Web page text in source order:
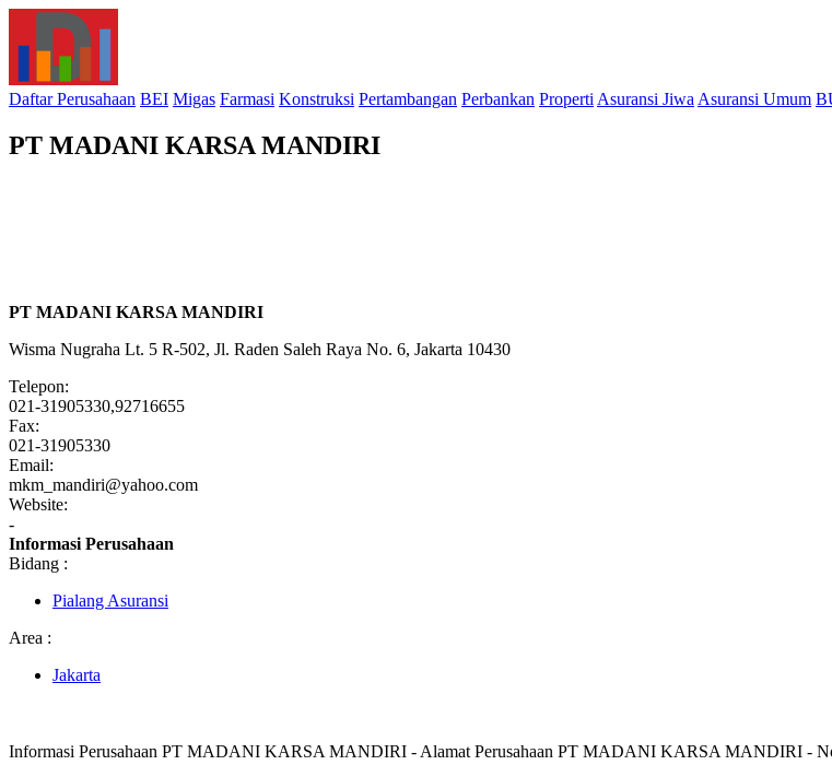
Daftar Perusahaan BEI Migas Farmasi Konstruksi Pertambangan Perbankan Properti Asuransi Jiwa Asuransi Umum
PT MADANI KARSA MANDIRI
PT MADANI KARSA MANDIRI
Wisma Nugraha Lt. 5 R-502, Jl. Raden Saleh Raya No. 6, Jakarta 10430
Telepon:
021-31905330,92716655
Fax:
021-31905330
Email:
mkm_mandiri@yahoo.com
Website:
-
Informasi Perusahaan
Bidang :
Pialang Asuransi
Area :
Jakarta
Informasi Perusahaan PT MADANI KARSA MANDIRI - Alamat Perusahaan PT MADANI KARSA MANDIRI -